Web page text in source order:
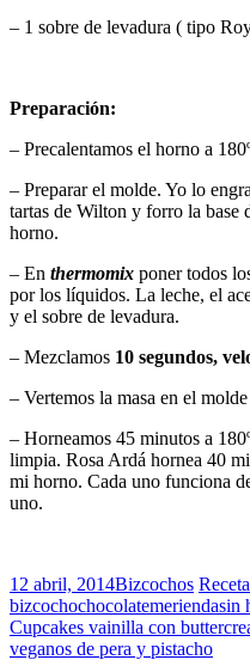
– 1 sobre de levadura ( tipo
Preparación:
– Precalentamos el horno a
– Preparar el molde. Yo lo
tartas de Wilton y forro la base
horno.
– En thermomix poner todos
por los líquidos. La leche, el
y el sobre de levadura.
– Mezclamos 10 segundos,
– Vertemos la masa en el
– Horneamos 45 minutos a
limpia. Rosa Ardá hornea 40
mi horno. Cada uno funciona
uno.
12 abril, 2014Bizcochos
bizcochochocolatemeriendasin
Cupcakes vainilla con
veganos de pera y pistacho